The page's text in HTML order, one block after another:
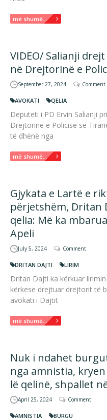
më shumë...
VIDEO/ Salianji
në Drejtorinë e
September 27, 2024 Comment
AVOKATI QELIA
Deputeti i PD Ervin Salianji
Drejtorinë e Policisë së
të dhënë nga
më shumë...
Gjykata e Lartë e
përjetshëm, Dritan
qelia: Më ka
Apeli
July 5, 2024 Comment
DRITAN DAJTI LIRIM
Dritan Dajti ka kërkuar
kërkese drejtuar drejtorit të
avokati i Dajtit
më shumë...
Nuk i ndahet
nga amnistia,
lë qelinë, shpallet
April 25, 2024 Comment
AMNISTIA BURGU